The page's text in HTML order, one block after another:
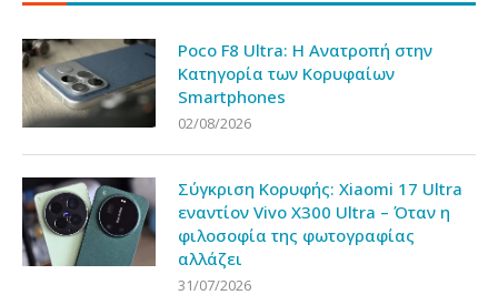
Poco F8 Ultra: Η Ανατροπή στην
Κατηγορία των Κορυφαίων
Smartphones
02/08/2026
Σύγκριση Κορυφής: Xiaomi 17 Ultra
εναντίον Vivo X300 Ultra – Όταν η
φιλοσοφία της φωτογραφίας
αλλάζει
31/07/2026